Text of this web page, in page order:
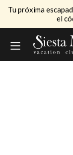
Tu próxima
el